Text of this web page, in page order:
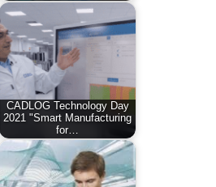
CADLOG Technology Day
2021 "Smart Manufacturing
for…